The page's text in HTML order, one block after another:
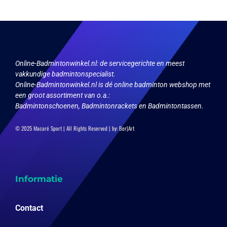
worden
productpagina
Online-Badmintonwinkel.nl:de servicegerichte en meest
vakkundige badmintonspecialist.
Online-Badmintonwinkel.nl is dé online badminton webshop met
een groot assortiment van o.a.:
Badmintonschoenen, Badmintonrackets en Badmintontassen.
© 2025 Macaré Sport | All Rights Reserved | by:Ber|Art
Informatie
Contact